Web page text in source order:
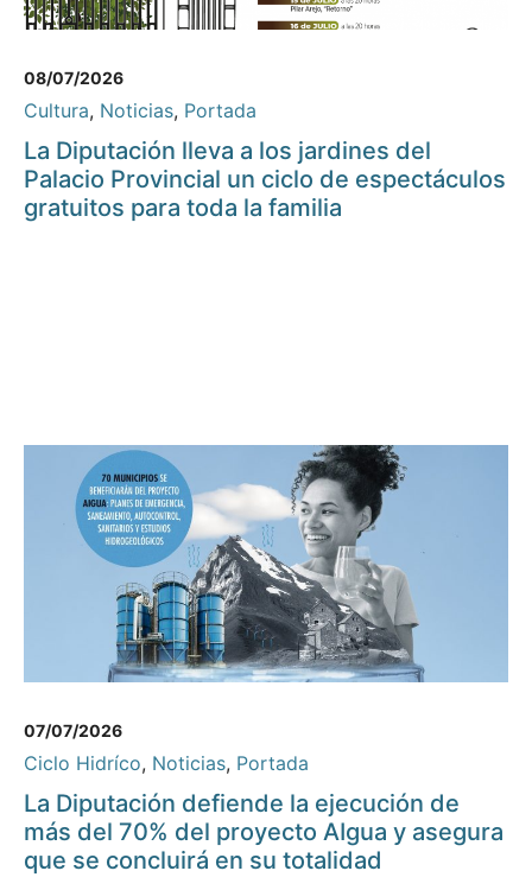
08/07/2026
Cultura, Noticias, Portada
La Diputación lleva a los jardines del
Palacio Provincial un ciclo de espectáculos
gratuitos para toda la familia
07/07/2026
Ciclo Hidríco, Noticias, Portada
La Diputación defiende la ejecución de
más del 70% del proyecto AIgua y asegura
que se concluirá en su totalidad